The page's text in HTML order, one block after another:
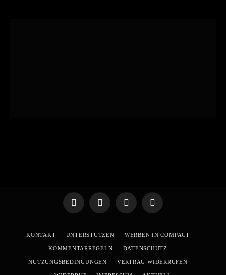
TelegramWhatsApp
X
YouTube
KONTAKT UNTERSTÜTZEN WERBEN IN COMPACT
KOMMENTARREGELN DATENSCHUTZ
NUTZUNGSBEDINGUNGEN VERTRAG WIDERRUFEN